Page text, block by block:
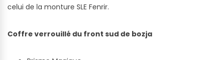
celui de la monture SLE Fenrir.
Coffre verrouillé du front sud de bozja